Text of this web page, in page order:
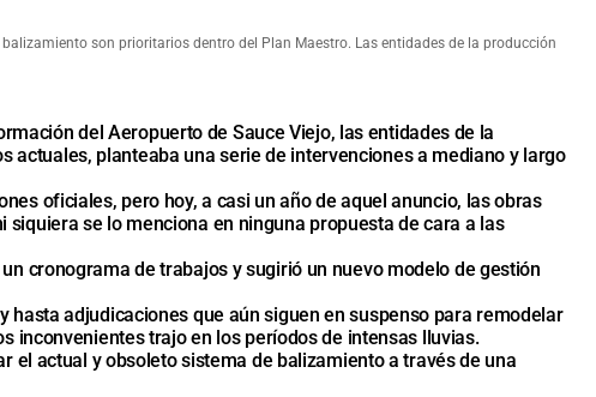
son prioritarios dentro del Plan Maestro. Las entidades de la producción
del Aeropuerto de Sauce Viejo, las entidades de la
actuales, planteaba una serie de intervenciones a mediano y largo
oficiales, pero hoy, a casi un año de aquel anuncio, las obras
se lo menciona en ninguna propuesta de cara a las
cronograma de trabajos y sugirió un nuevo modelo de gestión
adjudicaciones que aún siguen en suspenso para remodelar
inconvenientes trajo en los períodos de intensas lluvias.
el actual y obsoleto sistema de balizamiento a través de una